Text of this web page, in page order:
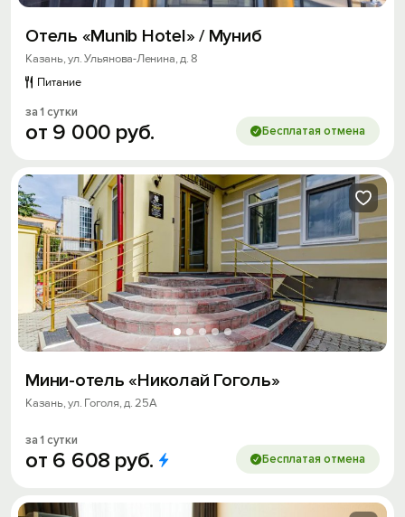
Отель «Munib Hotel» / Муниб
Казань, ул. Ульянова-Ленина, д. 8
Питание
за 1 сутки
от 9 000 руб. Бесплатая отмена
Мини-отель «Николай Гоголь»
Казань, ул. Гоголя, д. 25А
за 1 сутки
от 6 608 руб. Бесплатая отмена